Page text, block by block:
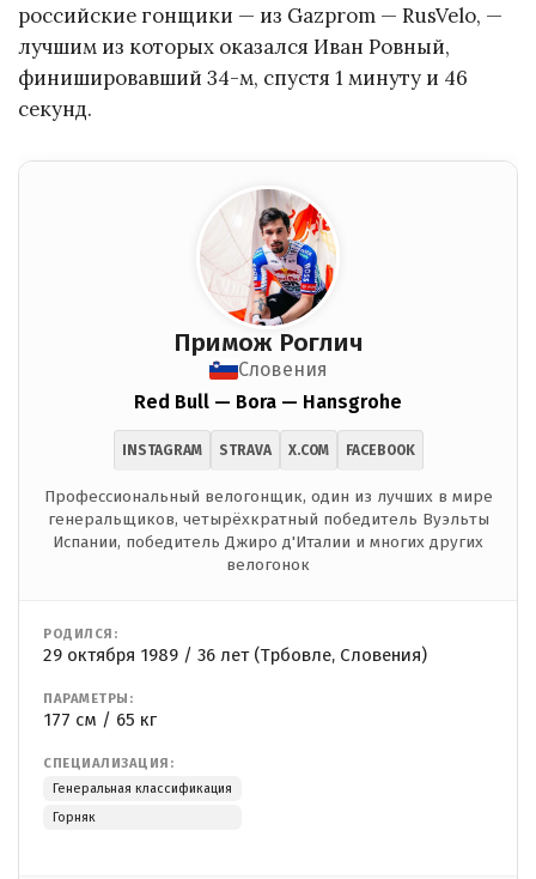
российские гонщики — из Gazprom — RusVelo, —
лучшим из которых оказался Иван Ровный,
финишировавший 34-м, спустя 1 минуту и 46
секунд.
Примож Роглич
Словения
Red Bull — Bora — Hansgrohe
INSTAGRAM STRAVA X.COM FACEBOOK
Профессиональный велогонщик, один из лучших в мире
генеральщиков, четырёхкратный победитель Вуэльты
Испании, победитель Джиро д'Италии и многих других
велогонок
РОДИЛСЯ:
29 октября 1989 / 36 лет (Трбовле, Словения)
ПАРАМЕТРЫ:
177 см / 65 кг
СПЕЦИАЛИЗАЦИЯ:
Генеральная классификация
Горняк